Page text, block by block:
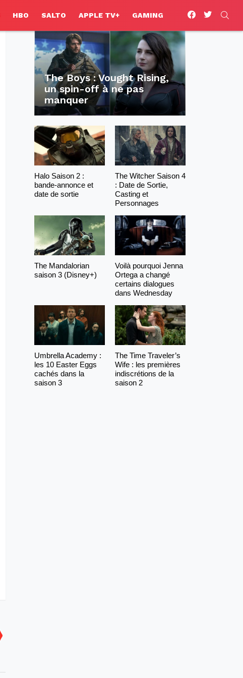
HBO SALTO APPLE TV+ GAMING
facebooktwitter
The Boys : Vought Rising,
un spin-off à ne pas
manquer
Halo Saison 2 :
bande-annonce et
date de sortie
The Witcher Saison 4
: Date de Sortie,
Casting et
Personnages
The Mandalorian
saison 3 (Disney+)
Voilà pourquoi Jenna
Ortega a changé
certains dialogues
dans Wednesday
Umbrella Academy :
les 10 Easter Eggs
cachés dans la
saison 3
The Time Traveler’s
Wife : les premières
indiscrétions de la
saison 2